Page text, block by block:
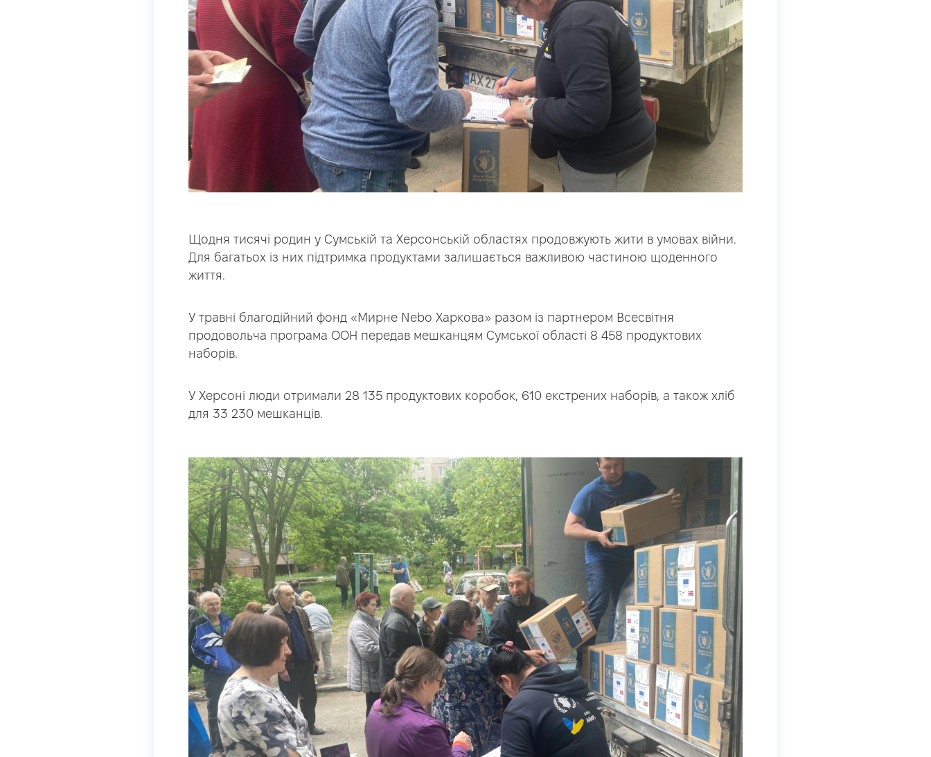
Щодня тисячі родин у Сумській та Херсонській областях продовжують жити в умовах війни.
Для багатьох із них підтримка продуктами залишається важливою частиною щоденного
життя.
У травні благодійний фонд «Мирне Nebo Харкова» разом із партнером Всесвітня
продовольча програма ООН передав мешканцям Сумської області 8 458 продуктових
наборів.
У Херсоні люди отримали 28 135 продуктових коробок, 610 екстрених наборів, а також хліб
для 33 230 мешканців.